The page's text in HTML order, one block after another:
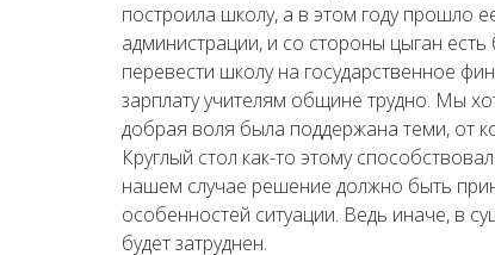
построила школу, а в этом году прошло
администрации, и со стороны цыган
перевести школу на государственное
зарплату учителям общине трудно. Мы
добрая воля была поддержана теми, от
Круглый стол как-то этому
нашем случае решение должно быть
особенностей ситуации. Ведь иначе, в
будет затруднен.